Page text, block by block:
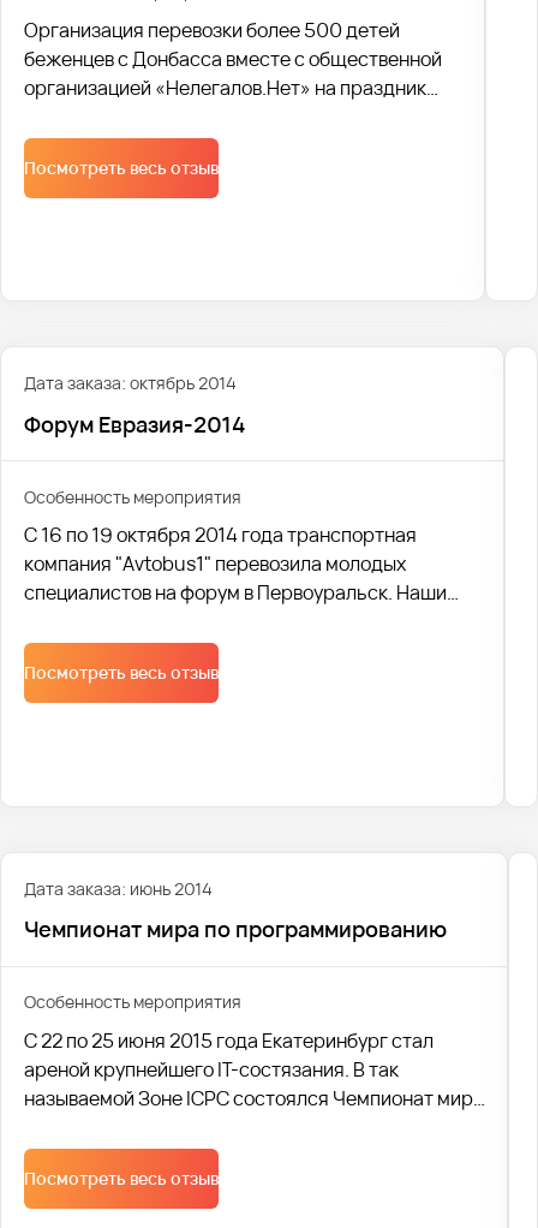
Организация перевозки более 500 детей
беженцев с Донбасса вместе с общественной
организацией «Нелегалов.Нет» на праздник
Посмотреть весь отзыв
Дата заказа: октябрь 2014
Форум Евразия-2014
Особенность мероприятия
С 16 по 19 октября 2014 года транспортная
компания "Avtobus1" перевозила молодых
специалистов на форум в Первоуральск. Наши
500 участников, а менеджеры организовали
грамотную логистику доставки и комфортную
перевозку.
Посмотреть весь отзыв
Дата заказа: июнь 2014
Чемпионат мира по программированию
Особенность мероприятия
С 22 по 25 июня 2015 года Екатеринбург стал
ареной крупнейшего IT-состязания. В так
называемой Зоне ICPC состоялся Чемпионат мира
команды из 89 стран боролись за звание “the best
in the world”. На протяжении трех конкурсных дней
мы перевозили по 1 500 человек ежедневно.
Посмотреть весь отзыв